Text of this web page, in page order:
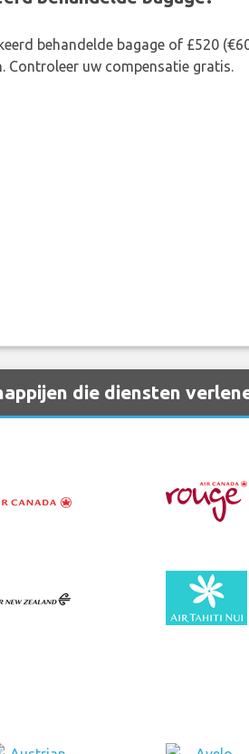
behandelde bagage of £520
Controleer uw compensatie gratis.
die diensten